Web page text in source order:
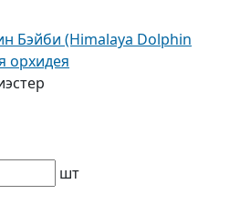
Бэйби (Himalaya Dolphin
орхидея
шт